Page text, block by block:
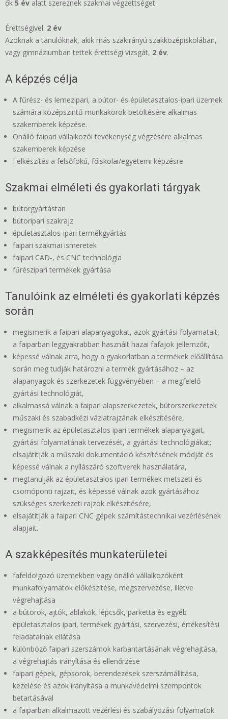
ők 5 év alatt szereznek szakmai végzettséget.
Érettségivel: 2 év
Azoknak a tanulóknak, akik más szakirányú szakközépiskolában,
vagy gimnáziumban tettek érettségi vizsgát, 2 év.
A képzés célja
A fűrész- és lemezipari, a bútor- és épületasztalos-ipari üzemek
számára középszintű munkakörök betöltésére alkalmas
szakemberek képzése.
Önálló faipari vállalkozói tevékenység végzésére alkalmas
szakemberek képzése
Felkészítés a felsőfokú, főiskolai/egyetemi képzésre
Szakmai elméleti és gyakorlati tárgyak
bútorgyártástan
bútoripari szakrajz
épületasztalos-ipari termékgyártás
faipari szakmai ismeretek
faipari CAD-, és CNC technológia
fűrészipari termékek gyártása
Tanulóink az elméleti és gyakorlati képzés
során
megismerik a faipari alapanyagokat, azok gyártási folyamatait,
a faiparban leggyakrabban használt hazai fafajok jellemzőit,
képessé válnak arra, hogy a gyakorlatban a termékek előállítása
során meg tudják határozni a termék gyártásához – az
alapanyagok és szerkezetek függvényében – a megfelelő
gyártási technológiát,
alkalmassá válnak a faipari alapszerkezetek, bútorszerkezetek
műszaki és szabadkézi vázlatrajzának elkészítésére,
megismerik az épületasztalos ipari termékek alapanyagait,
gyártási folyamatának tervezését, a gyártási technológiákat;
elsajátítják a műszaki dokumentáció készítésének módját és
képessé válnak a nyílászáró szoftverek használatára,
megtanulják az épületasztalos ipari termékek metszeti és
csomóponti rajzait, és képessé válnak azok gyártásához
szükséges szerkezeti rajzok elkészítésére,
elsajátítják a faipari CNC gépek számítástechnikai vezérlésének
alapjait.
A szakképesítés munkaterületei
fafeldolgozó üzemekben vagy önálló vállalkozóként
munkafolyamatok előkészítése, megszervezése, illetve
végrehajtása
a bútorok, ajtók, ablakok, lépcsők, parketta és egyéb
épületasztalos ipari, termékek gyártási, szervezési, értékesítési
feladatainak ellátása
különböző faipari szerszámok karbantartásának végrehajtása,
a végrehajtás irányítása és ellenőrzése
faipari gépek, gépsorok, berendezések szerszámállítása,
kezelése és azok irányítása a munkavédelmi szempontok
betartásával
a faiparban alkalmazott vezérlési és szabályozási folyamatok